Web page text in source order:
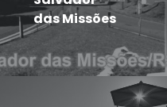
das Missões